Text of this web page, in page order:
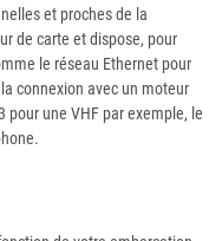
et proches de la
de carte et dispose, pour
le réseau Ethernet pour
connexion avec un moteur
pour une VHF par exemple, le